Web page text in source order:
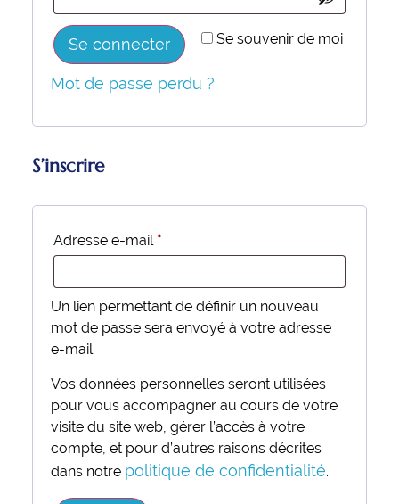
Alternative: Se souvenir de moi
Se connecter
Mot de passe perdu ?
S’inscrire
Adresse e-mail *
Un lien permettant de définir un nouveau
mot de passe sera envoyé à votre adresse
e-mail.
Vos données personnelles seront utilisées
pour vous accompagner au cours de votre
visite du site web, gérer l’accès à votre
compte, et pour d’autres raisons décrites
dans notre politique de confidentialité.